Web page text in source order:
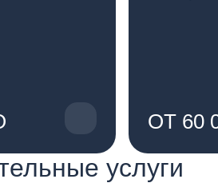
ОТ 60
услуги